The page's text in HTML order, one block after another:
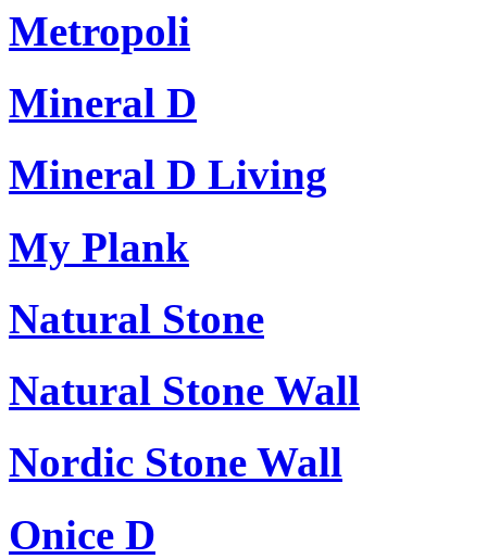
Metropoli
Mineral D
Mineral D Living
My Plank
Natural Stone
Natural Stone Wall
Nordic Stone Wall
Onice D